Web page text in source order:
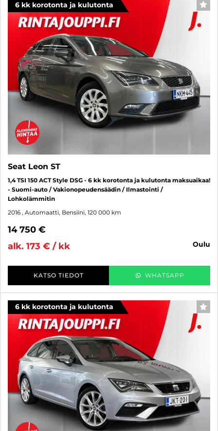
6 kk korotonta ja kulutonta
Seat Leon ST
1,4 TSI 150 ACT Style DSG - 6 kk korotonta ja kulutonta maksuaikaa!
- Suomi-auto / Vakionopeudensäädin / Ilmastointi /
Lohkolämmitin
2016 , Automaatti, Bensiini, 120 000 km
14 750 €
alk. 173 € / kk
oulu
KATSO TIEDOT WHATSAPP
6 kk korotonta ja kulutonta